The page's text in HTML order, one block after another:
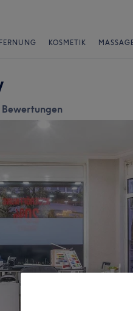
KOSMETIK
Bewertungen